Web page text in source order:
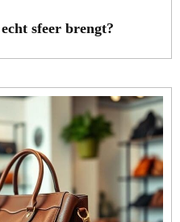
sfeer brengt?